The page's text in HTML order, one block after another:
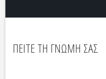
ΠΕΙΤΕ ΤΗ ΓΝΩΜΗ ΣΑΣ